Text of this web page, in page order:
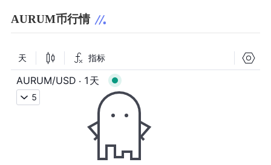
AURUM币行情